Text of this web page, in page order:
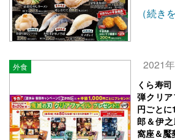
（続き
外食 2021
くら寿
弾クリ
円ごと
郎＆伊
窩座＆魘